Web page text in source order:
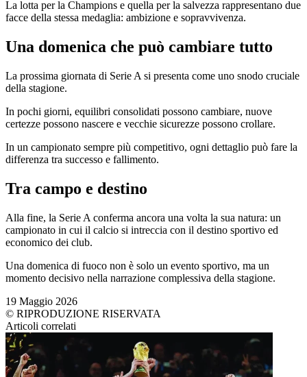
La lotta per la Champions e quella per la salvezza rappresentano due
facce della stessa medaglia: ambizione e sopravvivenza.
Una domenica che può cambiare tutto
La prossima giornata di Serie A si presenta come uno snodo cruciale
della stagione.
In pochi giorni, equilibri consolidati possono cambiare, nuove
certezze possono nascere e vecchie sicurezze possono crollare.
In un campionato sempre più competitivo, ogni dettaglio può fare la
differenza tra successo e fallimento.
Tra campo e destino
Alla fine, la Serie A conferma ancora una volta la sua natura: un
campionato in cui il calcio si intreccia con il destino sportivo ed
economico dei club.
Una domenica di fuoco non è solo un evento sportivo, ma un
momento decisivo nella narrazione complessiva della stagione.
19 Maggio 2026
© RIPRODUZIONE RISERVATA
Articoli correlati